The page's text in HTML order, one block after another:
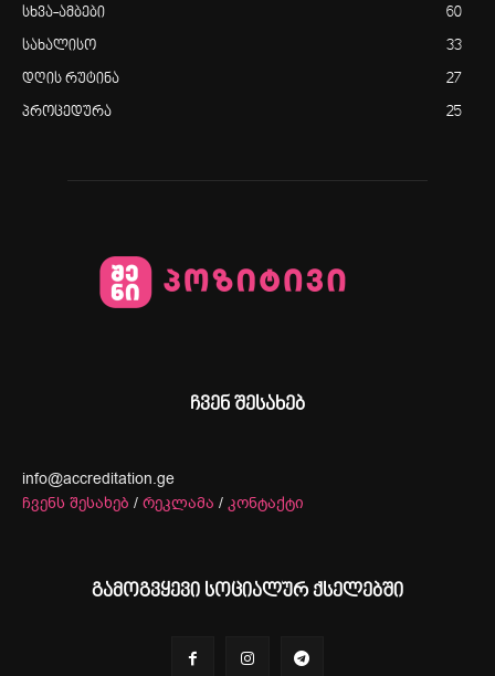
სხვა-ამბები 60
სახალისო 33
დღის რუტინა 27
პროცედურა 25
ჩვენ შესახებ
info@accreditation.ge
ჩვენს შესახებ / რეკლამა / კონტაქტი
გამოგვყევი სოციალურ ქსელებში